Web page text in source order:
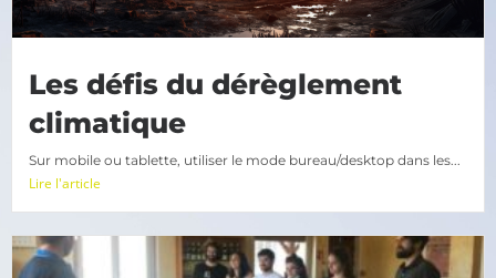
Les défis du dérèglement
climatique
Sur mobile ou tablette, utiliser le mode bureau/desktop dans les...
Lire l'article